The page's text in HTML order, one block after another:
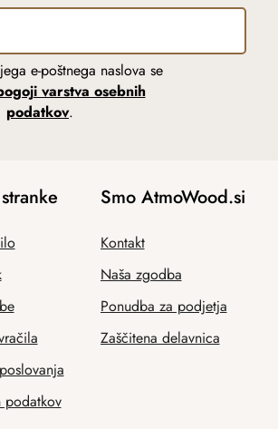
e-poštnega naslova se
varstva osebnih
podatkov.
podatkov
Smo AtmoWood.si
Kontakt
Naša zgodba
Ponudba za podjetja
Zaščitena delavnica